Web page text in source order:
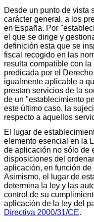
Desde un punto de vista
carácter general, a los
en España. Por
el que se dirige y
definición esta que se
fiscal recogido en las
resulta compatible con
predicada por el
igualmente aplicable a
prestan servicios de la
de un "establecimiento
este último caso, la
respecto a aquellos
El lugar de
elemento esencial en la
de aplicación no sólo de
disposiciones del
aplicación, en función
Asimismo, el lugar de
determina la ley y las
control de su
aplicación de la ley del
Directiva 2000/31/CE.